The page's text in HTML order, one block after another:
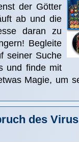
der Götter
ab und die
daran zu
Begleite
seiner Suche
und finde mit
Magie, um
des Virus